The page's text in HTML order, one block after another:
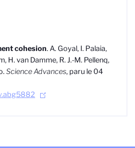
cohesion. A. Goyal, I. Palaia,
H. van Damme, R. J.-M. Pellenq,
Science Advances, paru le 04